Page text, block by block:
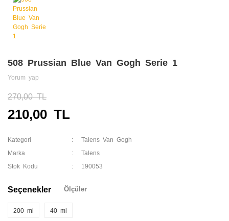
508 Prussian Blue Van Gogh Serie 1
Yorum yap
270,00 TL
210,00 TL
Kategori Talens Van Gogh
Marka Talens
Stok Kodu 190053
Seçenekler Ölçüler
200 ml 40 ml